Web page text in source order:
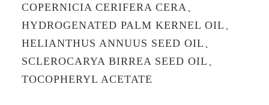
COPERNICIA CERIFERA CERA、
HYDROGENATED PALM KERNEL OIL、
HELIANTHUS ANNUUS SEED OIL、
SCLEROCARYA BIRREA SEED OIL、
TOCOPHERYL ACETATE